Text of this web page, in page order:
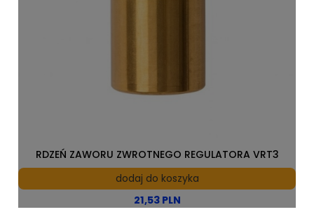
21,53 PLN
RDZEŃ ZAWORU ZWROTNEGO REGULATORA VRT3
dodaj do koszyka